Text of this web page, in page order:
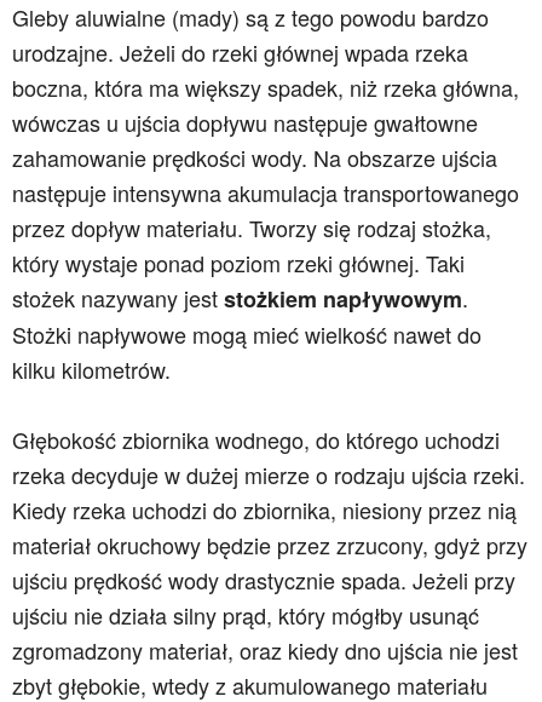
Gleby aluwialne (mady) są z tego powodu bardzo
urodzajne. Jeżeli do rzeki głównej wpada rzeka
boczna, która ma większy spadek, niż rzeka główna,
wówczas u ujścia dopływu następuje gwałtowne
zahamowanie prędkości wody. Na obszarze ujścia
następuje intensywna akumulacja transportowanego
przez dopływ materiału. Tworzy się rodzaj stożka,
który wystaje ponad poziom rzeki głównej. Taki
stożek nazywany jeststożkiem napływowym.
Stożki napływowe mogą mieć wielkość nawet do
kilku kilometrów.
Głębokość zbiornika wodnego, do którego uchodzi
rzeka decyduje w dużej mierze o rodzaju ujścia rzeki.
Kiedy rzeka uchodzi do zbiornika, niesiony przez nią
materiał okruchowy będzie przez zrzucony, gdyż przy
ujściu prędkość wody drastycznie spada. Jeżeli przy
ujściu nie działa silny prąd, który mógłby usunąć
zgromadzony materiał, oraz kiedy dno ujścia nie jest
zbyt głębokie, wtedy z akumulowanego materiału